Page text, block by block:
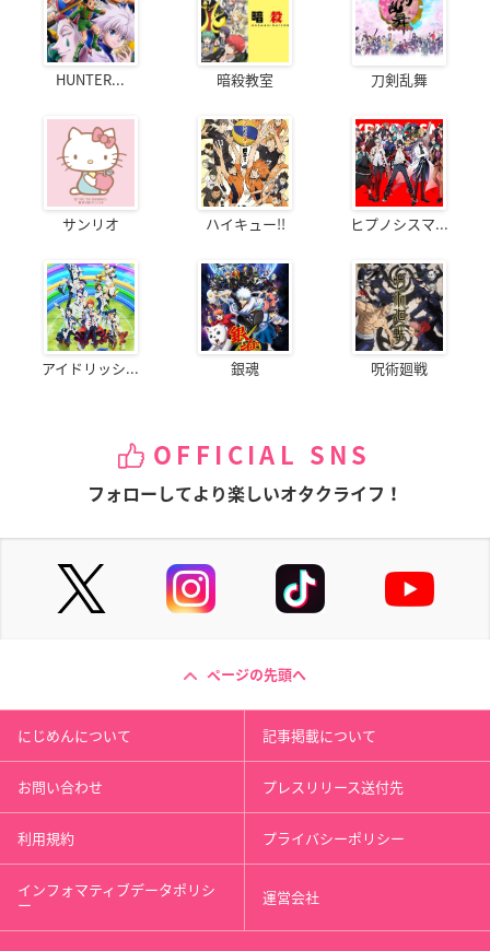
HUNTER... 暗殺教室 刀剣乱舞
サンリオ ハイキュー!! ヒプノシスマ...
アイドリッシ... 銀魂 呪術廻戦
OFFICIAL SNS
フォローしてより楽しいオタクライフ！
ページの先頭へ
にじめんについて 記事掲載について
お問い合わせ プレスリリース送付先
利用規約 プライバシーポリシー
インフォマティブデータポリシ
ー 運営会社